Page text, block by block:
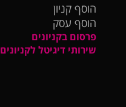
הוסף קניון
הוסף עסק
פרסום בקניונים
שירותי דיגיטל לקניונים